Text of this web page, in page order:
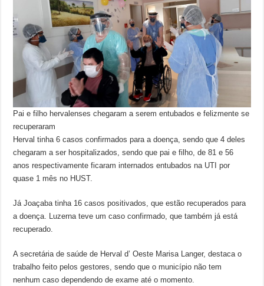
Pai e filho hervalenses chegaram a serem entubados e felizmente se
recuperaram
Herval tinha 6 casos confirmados para a doença, sendo que 4 deles
chegaram a ser hospitalizados, sendo que pai e filho, de 81 e 56
anos respectivamente ficaram internados entubados na UTI por
quase 1 mês no HUST.
Já Joaçaba tinha 16 casos positivados, que estão recuperados para
a doença. Luzerna teve um caso confirmado, que também já está
recuperado.
A secretária de saúde de Herval d’ Oeste Marisa Langer, destaca o
trabalho feito pelos gestores, sendo que o município não tem
nenhum caso dependendo de exame até o momento.